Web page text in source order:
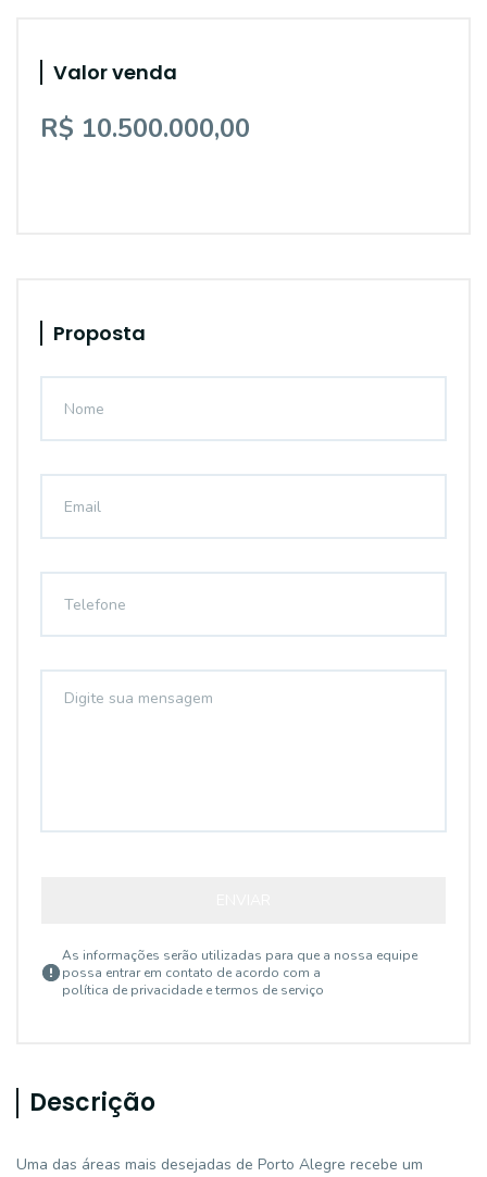
Valor venda
R$ 10.500.000,00
Proposta
As informações serão utilizadas para que a nossa equipe
possa entrar em contato de acordo com a
política de privacidade e termos de serviço
Descrição
Uma das áreas mais desejadas de Porto Alegre recebe um